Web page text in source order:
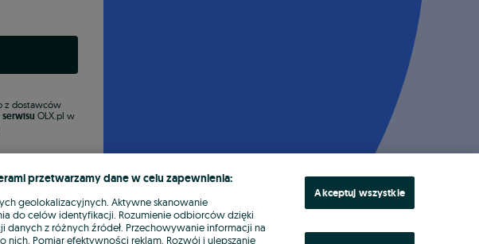
z dostawców
OLX.pl w
przetwarzamy dane w celu zapewnienia:
geolokalizacyjnych. Aktywne skanowanie
do celów identyfikacji. Rozumienie odbiorców dzięki
danych z różnych źródeł. Przechowywanie informacji na
nich. Pomiar efektywności reklam. Rozwój i ulepszanie
Akceptuj wszystkie